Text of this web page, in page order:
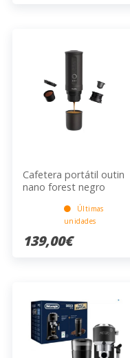
Cafetera portátil outin
nano forest negro
Últimas
unidades
139,00€